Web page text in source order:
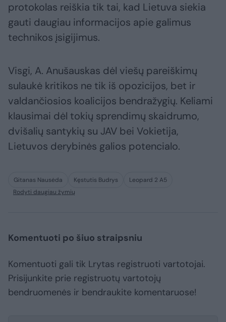
protokolas reiškia tik tai, kad Lietuva siekia
gauti daugiau informacijos apie galimus
technikos įsigijimus.
Visgi, A. Anušauskas dėl viešų pareiškimų
sulaukė kritikos ne tik iš opozicijos, bet ir
valdančiosios koalicijos bendražygių. Keliami
klausimai dėl tokių sprendimų skaidrumo,
dvišalių santykių su JAV bei Vokietija,
Lietuvos derybinės galios potencialo.
Gitanas Nausėda Kęstutis Budrys
Leopard 2 A5
Rodyti daugiau žymių
Komentuoti po šiuo straipsniu
Komentuoti gali tik Lrytas registruoti vartotojai.
Prisijunkite prie registruotų vartotojų
bendruomenės ir bendraukite komentaruose!